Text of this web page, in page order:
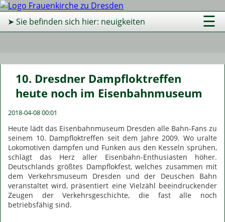
☰
➤ Sie befinden sich hier: neuigkeiten
10. Dresdner Dampfloktreffen
heute noch im Eisenbahnmuseum
2018-04-08 00:01
Heute lädt das Eisenbahnmuseum Dresden alle Bahn-Fans zu
seinem 10. Dampfloktreffen seit dem Jahre 2009. Wo uralte
Lokomotiven dampfen und Funken aus den Kesseln sprühen,
schlägt das Herz aller Eisenbahn-Enthusiasten höher.
Deutschlands größtes Dampflokfest, welches zusammen mit
dem Verkehrsmuseum Dresden und der Deuschen Bahn
veranstaltet wird, präsentiert eine Vielzähl beeindruckender
Zeugen der Verkehrsgeschichte, die fast alle noch
betriebsfähig sind.